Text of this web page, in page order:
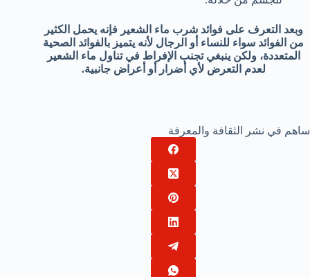
وبعد التعرف على فوائد شرب ماء الشعير فإنه يحمل الكثير
من الفوائد سواء للنساء أو الرجال لأنه يتميز بالفوائد الصحية
المتعددة، ولكن ينبغي تجنب الإفراط في تناول ماء الشعير
لعدم التعرض لأي أضرار أو أعراض جانبية.
ساهم في نشر الثقافة والمعرفة